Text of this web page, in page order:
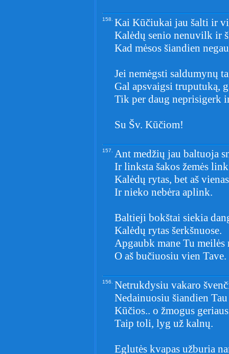
158. Kai Kūčiukai jau šalti ir
Kalėdų senio nenuvilk ir
Kad mėsos šiandien
Jei nemėgsti saldumynų
Gal apsvaigsi truputuką,
Tik per daug neprisigerk
Su Šv. Kūčiom!
157. Ant medžių jau baltuoja
Ir linksta šakos žemės
Kalėdų rytas, bet aš vienas
Ir nieko nebėra aplink.
Baltieji bokštai siekia
Kalėdų rytas šerkšnuose.
Apgaubk mane Tu meilės
O aš bučiuosiu vien Tave.
156. Netrukdysiu vakaro
Nedainuosiu šiandien
Kūčios.. o žmogus
Taip toli, lyg už kalnų.
Eglutės kvapas užburia